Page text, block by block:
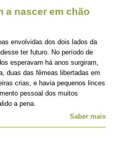
a nascer em chão
envolvidas dos dois lados da
ter futuro. No período de
esperavam há anos surgiram,
duas das fêmeas libertadas em
crias, e havia pequenos linces
pessoal dos muitos
a pena.
Saber mais